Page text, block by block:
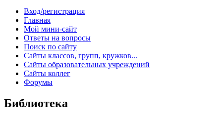
Вход/регистрация
Главная
Мой мини-сайт
Ответы на вопросы
Поиск по сайту
Сайты классов, групп, кружков...
Сайты образовательных учреждений
Сайты коллег
Форумы
Библиотека